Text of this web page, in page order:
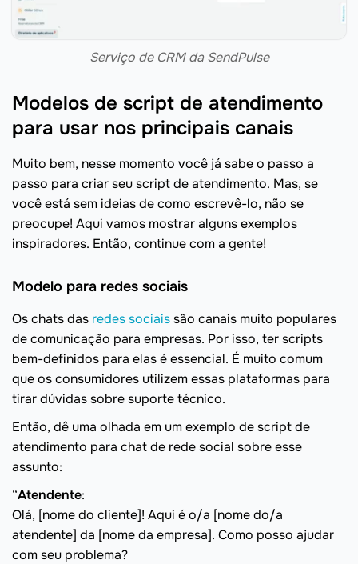
Serviço de CRM da SendPulse
Modelos de script de atendimento
para usar nos principais canais
Muito bem, nesse momento você já sabe o passo a
passo para criar seu script de atendimento. Mas, se
você está sem ideias de como escrevê-lo, não se
preocupe! Aqui vamos mostrar alguns exemplos
inspiradores. Então, continue com a gente!
Modelo para redes sociais
Os chats das redes sociaissão canais muito populares
de comunicação para empresas. Por isso, ter scripts
bem-definidos para elas é essencial. É muito comum
que os consumidores utilizem essas plataformas para
tirar dúvidas sobre suporte técnico.
Então, dê uma olhada em um exemplo de script de
atendimento para chat de rede social sobre esse
assunto:
“Atendente:
Olá, [nome do cliente]! Aqui é o/a [nome do/a
atendente] da [nome da empresa]. Como posso ajudar
com seu problema?